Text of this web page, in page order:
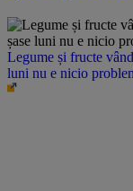
Legume și fructe
luni nu e nicio